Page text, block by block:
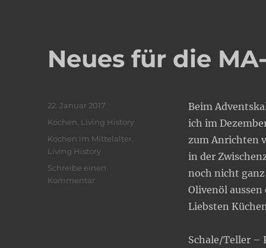
Neues für die
Beim
ich im
zum Anrichten
in der
noch nicht
Olivenöl
Liebsten
Schale/Teller –
Veröffentlicht
am
22. Januar 2017
Kategorien
Kochen, Living History
Schlagwörter
Kochen im Mittelalter,
Living History
Schreibe einen
Kommentarzu